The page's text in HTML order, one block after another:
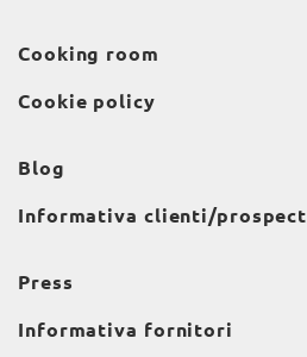
Cooking room
Cookie policy
Blog
Informativa clienti/prospect
Press
Informativa fornitori